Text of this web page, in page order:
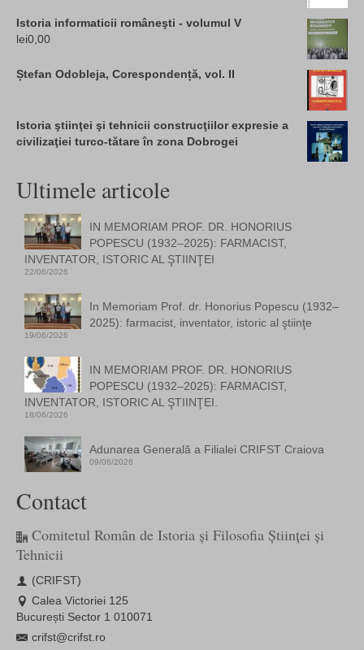
Istoria informaticii româneşti - volumul V
lei0,00
Ștefan Odobleja, Corespondență, vol. II
Istoria ştiinţei şi tehnicii construcţiilor expresie a
civilizaţiei turco-tătare în zona Dobrogei
Ultimele articole
IN MEMORIAM PROF. DR. HONORIUS
POPESCU (1932–2025): FARMACIST,
INVENTATOR, ISTORIC AL ŞTIINŢEI
22/06/2026
In Memoriam Prof. dr. Honorius Popescu (1932–
2025): farmacist, inventator, istoric al ştiinţe
19/06/2026
IN MEMORIAM PROF. DR. HONORIUS
POPESCU (1932–2025): FARMACIST,
INVENTATOR, ISTORIC AL ŞTIINŢEI.
18/06/2026
Adunarea Generală a Filialei CRIFST Craiova
09/06/2026
Contact
Comitetul Român de Istoria și Filosofia Științei și
Tehnicii
(CRIFST)
Calea Victoriei 125
București Sector 1 010071
crifst@crifst.ro